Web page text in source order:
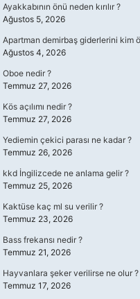
Ayakkabının önü neden kırılır ?
Ağustos 5, 2026
Apartman demirbaş giderlerini kim
Ağustos 4, 2026
Oboe nedir ?
Temmuz 27, 2026
Kös açılımı nedir ?
Temmuz 27, 2026
Yediemin çekici parası ne kadar ?
Temmuz 26, 2026
kkd İngilizcede ne anlama gelir ?
Temmuz 25, 2026
Kaktüse kaç ml su verilir ?
Temmuz 23, 2026
Bass frekansı nedir ?
Temmuz 21, 2026
Hayvanlara şeker verilirse ne olur ?
Temmuz 17, 2026